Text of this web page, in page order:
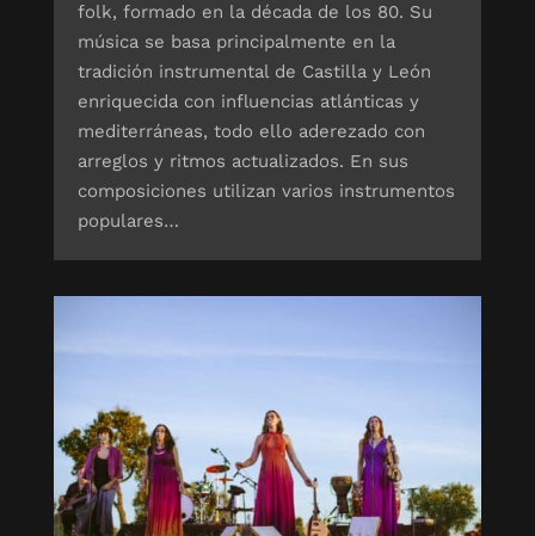
folk, formado en la década de los 80. Su
música se basa principalmente en la
tradición instrumental de Castilla y León
enriquecida con influencias atlánticas y
mediterráneas, todo ello aderezado con
arreglos y ritmos actualizados. En sus
composiciones utilizan varios instrumentos
populares…